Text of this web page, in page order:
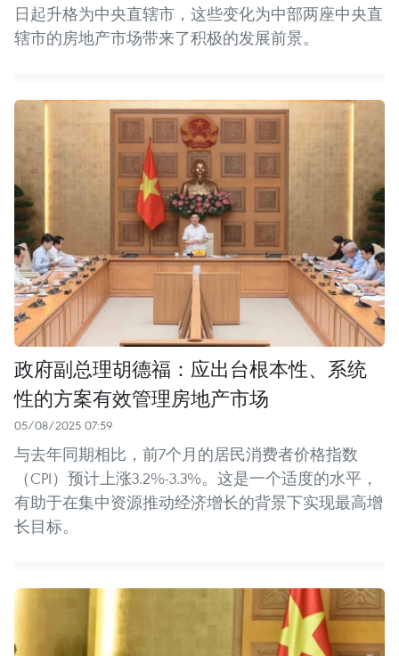
日起升格为中央直辖市，这些变化为中部两座中央直
辖市的房地产市场带来了积极的发展前景。
政府副总理胡德福：应出台根本性、系统
性的方案有效管理房地产市场
05/08/2025 07:59
与去年同期相比，前7个月的居民消费者价格指数
（CPI）预计上涨3.2%-3.3%。这是一个适度的水平，
有助于在集中资源推动经济增长的背景下实现最高增
长目标。